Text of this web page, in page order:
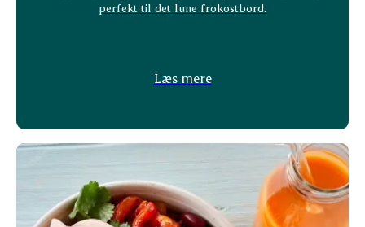
perfekt til det lune frokostbord.
Læs mere